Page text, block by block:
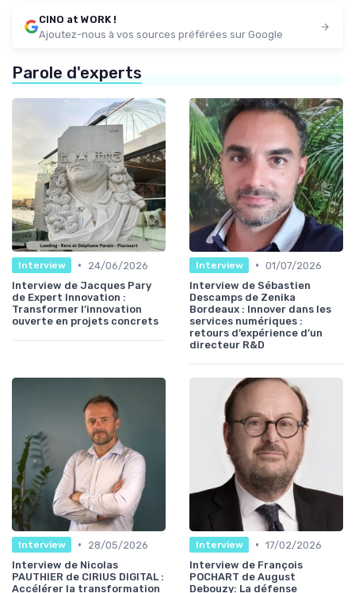
CINO at WORK !
Ajoutez-nous à vos sources préférées sur Google
Parole d'experts
Interview •
24/06/2026
Interview de Jacques Pary
de Expert Innovation :
Transformer l’innovation
ouverte en projets concrets
Interview • 01/07/2026
Interview de Sébastien
Descamps de Zenika
Bordeaux : Innover dans les
services numériques :
retours d’expérience d’un
directeur R&D
Interview •
28/05/2026
Interview de Nicolas
PAUTHIER de CIRIUS DIGITAL :
Accélérer la transformation
Interview • 17/02/2026
Interview de François
POCHART de August
Debouzy: La défense